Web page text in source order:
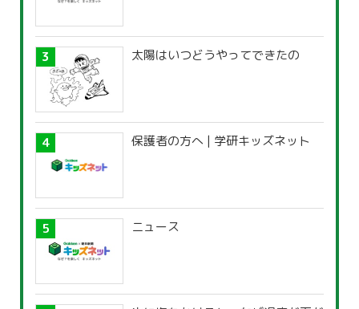
太陽はいつどうやってできたの
保護者の方へ | 学研キッズネット
ニュース